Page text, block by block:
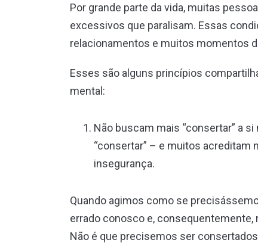
Por grande parte da vida, muitas
excessivos que paralisam. Essas
relacionamentos e muitos momentos
Esses são alguns princípios
mental:
Não buscam mais “consertar” a
“consertar” – e muitos
insegurança.
Quando agimos como se
errado conosco e,
Não é que precisemos ser